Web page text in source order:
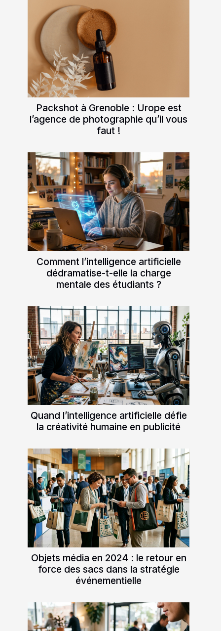
Packshot à Grenoble : Urope est
l’agence de photographie qu’il vous
faut !
Comment l’intelligence artificielle
dédramatise-t-elle la charge
mentale des étudiants ?
Quand l’intelligence artificielle défie
la créativité humaine en publicité
Objets média en 2024 : le retour en
force des sacs dans la stratégie
événementielle